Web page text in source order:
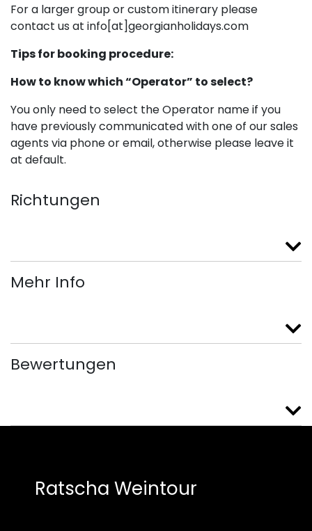
For a larger group or custom itinerary please
contact us at info[at]georgianholidays.com
Tips for booking procedure:
How to know which “Operator” to select?
You only need to select the Operator name if you
have previously communicated with one of our sales
agents via phone or email, otherwise please leave it
at default.
Richtungen
Mehr Info
Bewertungen
Ratscha Weintour